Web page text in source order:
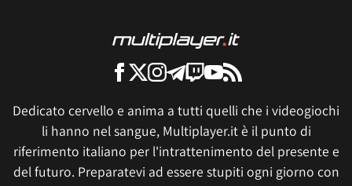
Dedicato cervello e anima a tutti quelli che i videogiochi
li hanno nel sangue, Multiplayer.it è il punto di
riferimento italiano per l'intrattenimento del presente e
del futuro. Preparatevi ad essere stupiti ogni giorno con